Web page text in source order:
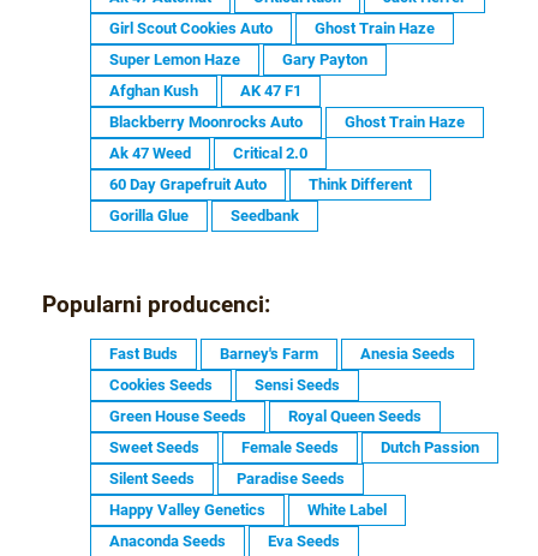
Girl Scout Cookies Auto
Ghost Train Haze
Super Lemon Haze
Gary Payton
Afghan Kush
AK 47 F1
Blackberry Moonrocks Auto
Ghost Train Haze
Ak 47 Weed
Critical 2.0
60 Day Grapefruit Auto
Think Different
Gorilla Glue
Seedbank
Popularni producenci:
Fast Buds Barney's Farm
Anesia Seeds
Cookies Seeds
Sensi Seeds
Green House Seeds
Royal Queen Seeds
Sweet Seeds
Female Seeds
Dutch Passion
Silent Seeds
Paradise Seeds
Happy Valley Genetics
White Label
Anaconda Seeds
Eva Seeds